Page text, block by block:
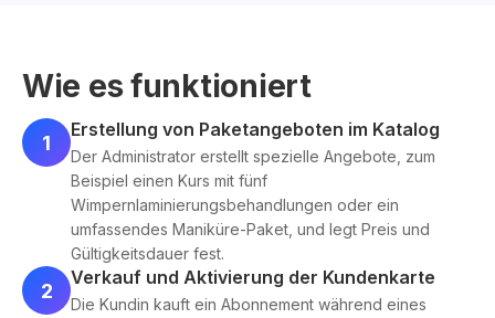
Wie es funktioniert
1
Erstellung von Paketangeboten im Katalog
Der Administrator erstellt spezielle Angebote, zum
Beispiel einen Kurs mit fünf
Wimpernlaminierungsbehandlungen oder ein
umfassendes Maniküre-Paket, und legt Preis und
Gültigkeitsdauer fest.
2
Verkauf und Aktivierung der Kundenkarte
Die Kundin kauft ein Abonnement während eines